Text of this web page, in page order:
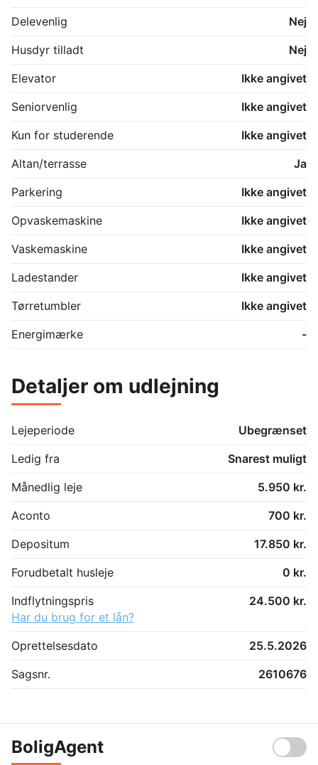
Delevenlig
Nej
Husdyr tilladt
Nej
Elevator
Ikke angivet
Seniorvenlig
Ikke angivet
Kun for studerende
Ikke angivet
Altan/terrasse
Ja
Parkering
Ikke angivet
Opvaskemaskine
Ikke angivet
Vaskemaskine
Ikke angivet
Ladestander
Ikke angivet
Tørretumbler
Ikke angivet
Energimærke
-
Detaljer om udlejning
Lejeperiode
Ubegrænset
Ledig fra
Snarest muligt
Månedlig leje
5.950 kr.
Aconto
700 kr.
Depositum
17.850 kr.
Forudbetalt husleje
0 kr.
Indflytningspris
24.500 kr.
Har du brug for et lån?
Oprettelsesdato
25.5.2026
Sagsnr.
2610676
BoligAgent